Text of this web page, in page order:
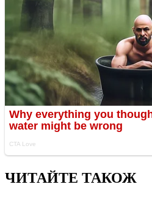
ЧИТАЙТЕ ТАКОЖ